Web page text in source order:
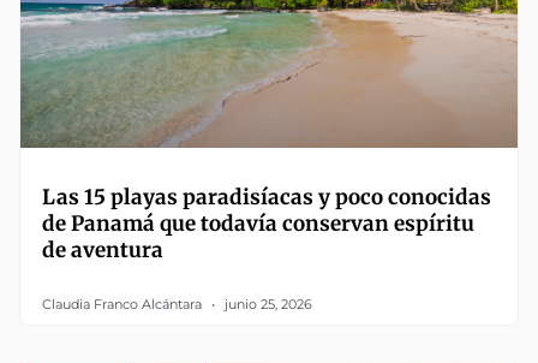
Las 15 playas paradisíacas y poco conocidas
de Panamá que todavía conservan espíritu
de aventura
Claudia Franco Alcántara junio 25, 2026